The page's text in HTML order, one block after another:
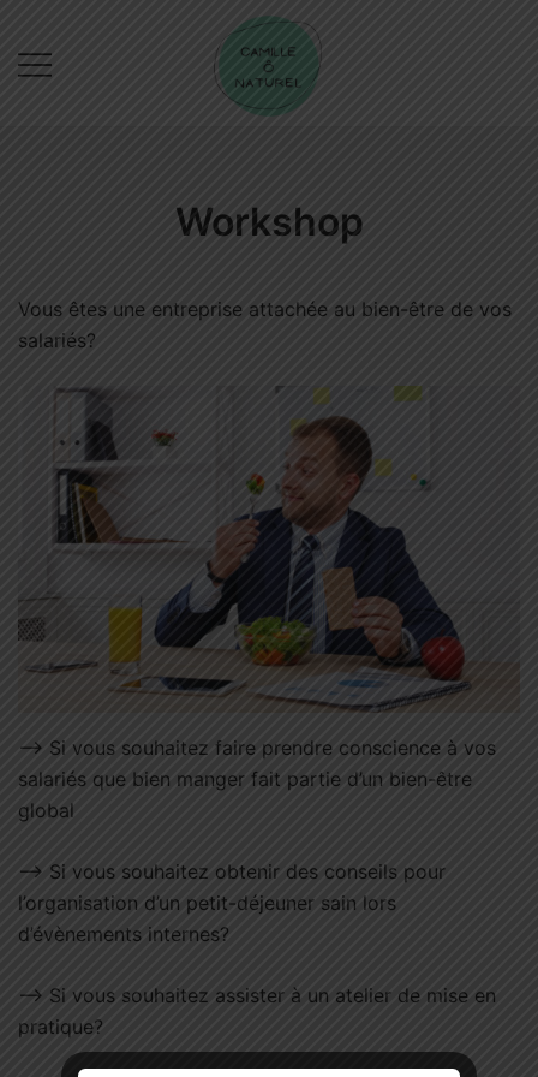
content
Workshop
Vous êtes une entreprise attachée au bien-être de vos
salariés?
–> Si vous souhaitez faire prendre conscience à vos
salariés que bien manger fait partie d’un bien-être
global
–> Si vous souhaitez obtenir des conseils pour
l’organisation d’un petit-déjeuner sain lors
d’évènements internes?
–> Si vous souhaitez assister à un atelier de mise en
pratique?